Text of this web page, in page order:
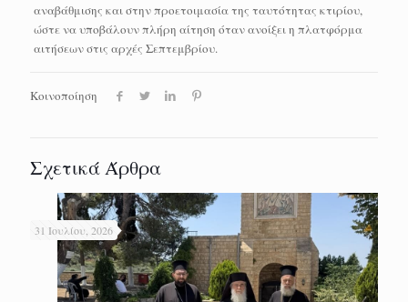
αναβάθμισης και στην προετοιμασία της ταυτότητας κτιρίου,
ώστε να υποβάλουν πλήρη αίτηση όταν ανοίξει η πλατφόρμα
αιτήσεων στις αρχές Σεπτεμβρίου.
Κοινοποίηση
Σχετικά Άρθρα
31 Ιουλίου, 2026